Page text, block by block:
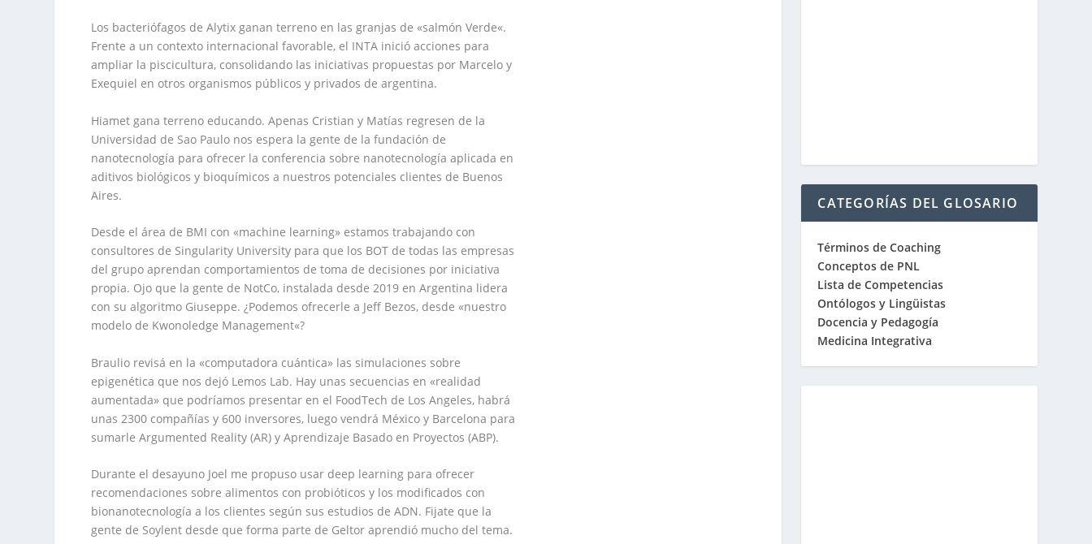
Los bacteriófagos de Alytixganan terreno en las granjas de «salmón Verde«.
Frente a un contexto internacional favorable, el INTA inició acciones para
ampliar la piscicultura, consolidando las iniciativas propuestas por Marcelo y
Exequiel en otros organismos públicos y privados de argentina.
Hiametgana terreno educando. Apenas Cristian y Matías regresen de la
Universidad de Sao Paulo nos espera la gente de la fundación de
nanotecnología para ofrecer la conferencia sobre nanotecnología aplicada en
aditivos biológicos y bioquímicos a nuestros potenciales clientes de Buenos
Aires.
Desde el área de BMI con «machine learning» estamos trabajandocon
consultores de Singularity Universitypara que los BOT de todas las empresas
del grupo aprendan comportamientos de toma de decisiones por iniciativa
propia. Ojoque la gente de NotCo, instalada desde 2019 en Argentina lidera
con su algoritmo Giuseppe. ¿Podemos ofrecerle a Jeff Bezos, desde «nuestro
modelo de Kwonoledge Management«?
Braulio revisá en la «computadora cuántica» las simulaciones sobre
epigenética que nos dejó Lemos Lab. Hay unas secuencias en «realidad
aumentada» que podríamos presentar en el FoodTech de Los Angeles,habrá
unas 2300 compañías y 600 inversores, luego vendrá Méxicoy Barcelona para
sumarle Argumented Reality(AR) y Aprendizaje Basado en Proyectos (ABP).
Durante el desayuno Joel me propuso usar deep learningpara ofrecer
recomendaciones sobre alimentos con probióticos y los modificados con
bionanotecnología a los clientes según sus estudios de ADN. Fijate que la
gente de Soylentdesde que forma parte de Geltoraprendió mucho del tema.
CATEGORÍAS DEL GLOSARIO
Términos de Coaching
Conceptos de PNL
Lista de Competencias
Ontólogos y Lingüistas
Docencia y Pedagogía
Medicina Integrativa